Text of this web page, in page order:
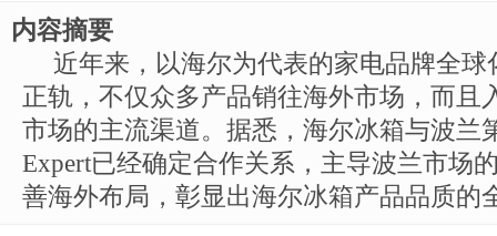
内容摘要
近年来，以海尔为代表的家电品牌全
正轨，不仅众多产品销往海外市场，而且
市场的主流渠道。据悉，海尔冰箱与波兰
Expert已经确定合作关系，主导波兰市场
善海外布局，彰显出海尔冰箱产品品质的